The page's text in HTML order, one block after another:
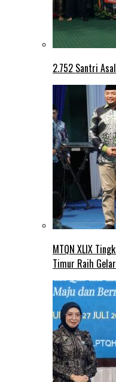
2.752 Santri
MTQN XLIX
Timur Raih